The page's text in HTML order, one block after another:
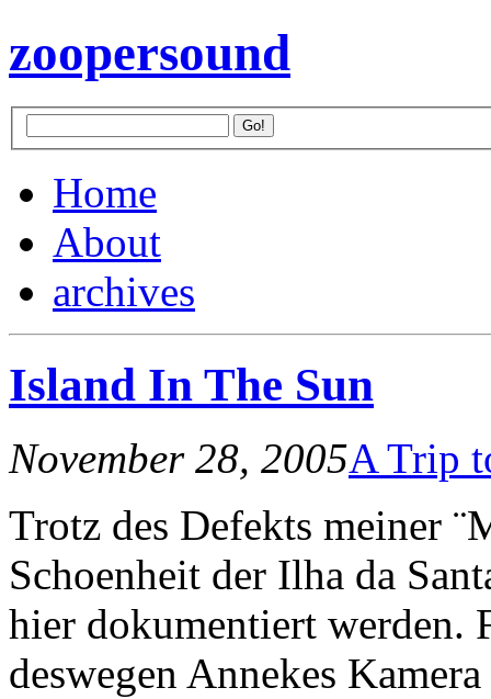
zoopersound
Home
About
archives
Island In The Sun
November 28, 2005A Trip
Trotz des Defekts meiner
Schoenheit der Ilha da
hier dokumentiert werden.
deswegen Annekes